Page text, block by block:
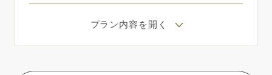
プラン内容を開く